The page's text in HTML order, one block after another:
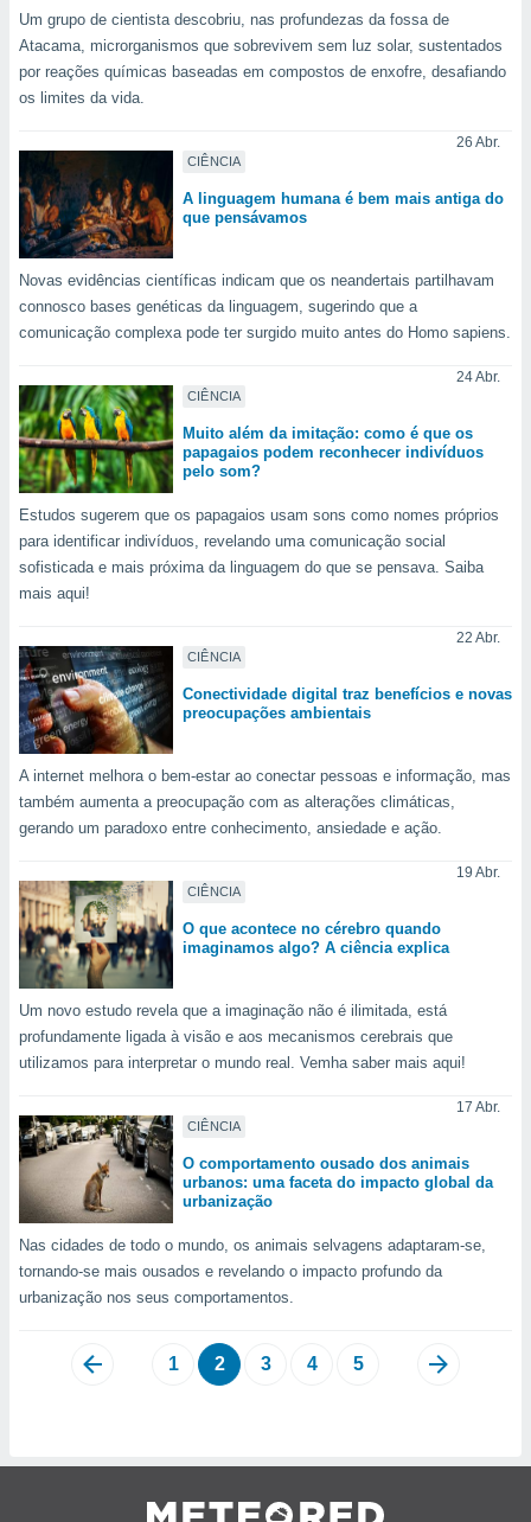
através
estudos
de
Um grupo de cientista descobriu, nas profundezas da fossa de
Atacama, microrganismos que sobrevivem sem luz solar, sustentados
por reações químicas baseadas em compostos de enxofre, desafiando
os limites da vida.
CIÊNCIA
26 Abr.
A linguagem humana é bem mais antiga do
que pensávamos
Novas evidências científicas indicam que os neandertais partilhavam
connosco bases genéticas da linguagem, sugerindo que a
comunicação complexa pode ter surgido muito antes do Homo sapiens.
CIÊNCIA
24 Abr.
Muito além da imitação: como é que os
papagaios podem reconhecer indivíduos
pelo som?
Estudos sugerem que os papagaios usam sons como nomes próprios
para identificar indivíduos, revelando uma comunicação social
sofisticada e mais próxima da linguagem do que se pensava. Saiba
mais aqui!
CIÊNCIA
22 Abr.
Conectividade digital traz benefícios e novas
preocupações ambientais
A internet melhora o bem-estar ao conectar pessoas e informação, mas
também aumenta a preocupação com as alterações climáticas,
gerando um paradoxo entre conhecimento, ansiedade e ação.
CIÊNCIA
19 Abr.
O que acontece no cérebro quando
imaginamos algo? A ciência explica
Um novo estudo revela que a imaginação não é ilimitada, está
profundamente ligada à visão e aos mecanismos cerebrais que
utilizamos para interpretar o mundo real. Vemha saber mais aqui!
CIÊNCIA
17 Abr.
O comportamento ousado dos animais
urbanos: uma faceta do impacto global da
urbanização
Nas cidades de todo o mundo, os animais selvagens adaptaram-se,
tornando-se mais ousados e revelando o impacto profundo da
urbanização nos seus comportamentos.
1 2 3 4 5